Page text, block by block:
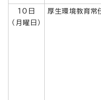
10日
（月曜日）
厚生環境教育常